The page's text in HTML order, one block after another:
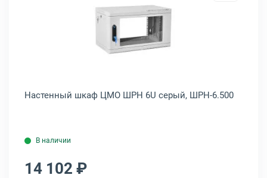
шкаф ЦМО ШРН-Э 18U серый, ШРН-Э-18.350Открыть товар: Настенный
Настенный шкаф ЦМО ШРН 6U серый, ШРН-6.500
В наличии
14 102 ₽